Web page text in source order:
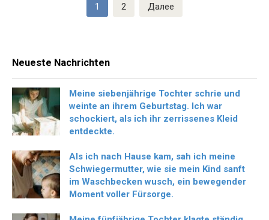
1 2 Далее
Neueste Nachrichten
Meine siebenjährige Tochter schrie und
weinte an ihrem Geburtstag. Ich war
schockiert, als ich ihr zerrissenes Kleid
entdeckte.
Als ich nach Hause kam, sah ich meine
Schwiegermutter, wie sie mein Kind sanft
im Waschbecken wusch, ein bewegender
Moment voller Fürsorge.